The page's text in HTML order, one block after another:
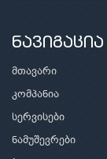
ნავიგაცია
მთავარი
კომპანია
სერვისები
ნამუშევრები